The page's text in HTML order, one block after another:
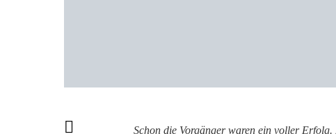
Schon die Vorgänger waren ein voller